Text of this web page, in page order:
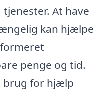
At have
kan hjælpe
penge og tid.
brug for hjælp